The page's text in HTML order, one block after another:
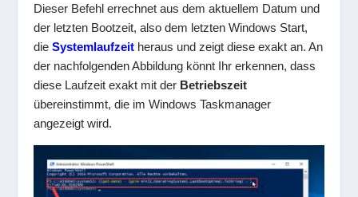
Dieser Befehl errechnet aus dem aktuellem Datum und
der letzten Bootzeit, also dem letzten Windows Start,
dieSystemlaufzeit heraus und zeigt diese exakt an. An
der nachfolgenden Abbildung könnt Ihr erkennen, dass
diese Laufzeit exakt mit der Betriebszeit
übereinstimmt, die im Windows Taskmanager
angezeigt wird.